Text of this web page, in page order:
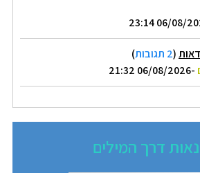
(2 תגובות
)
-06/08/2026 21:32
דרך המילים